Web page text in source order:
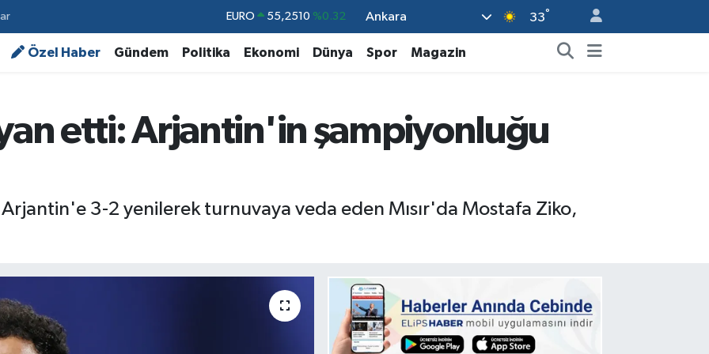
STERLİN 64,4811 %0.38
GRAM ALTIN 6660.55 %0.03
DOLAR 47,7436 %0.18
Ankara 33°
Özel Haber Gündem Politika Ekonomi Dünya Spor Magazin
etti: Arjantin'in şampiyonluğu
3-2 yenilerek turnuvaya veda eden Mısır'da Mostafa Ziko,